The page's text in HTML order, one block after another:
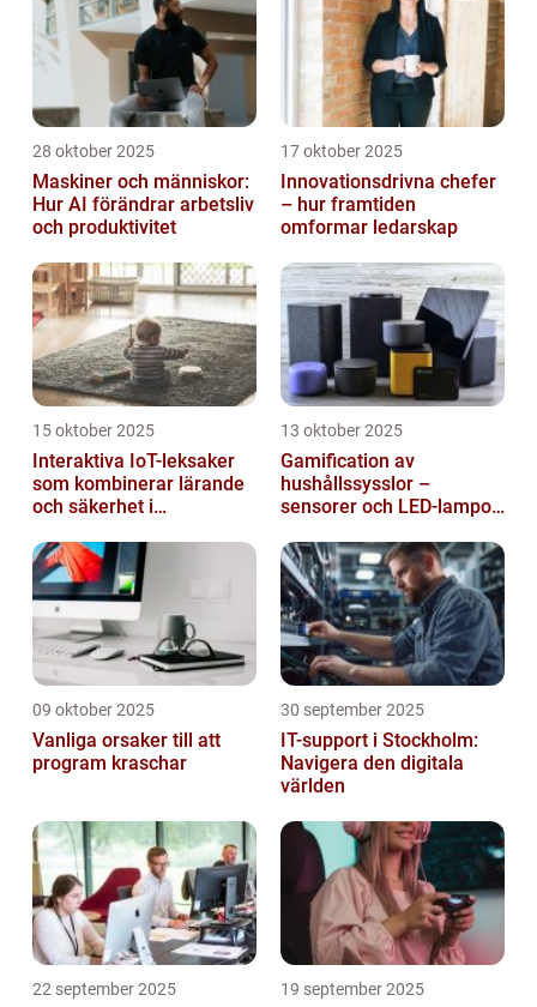
28 oktober 2025
Maskiner och människor:
Hur AI förändrar arbetsliv
och produktivitet
17 oktober 2025
Innovationsdrivna chefer
– hur framtiden
omformar ledarskap
15 oktober 2025
Interaktiva IoT-leksaker
som kombinerar lärande
och säkerhet i
13 oktober 2025
Gamification av
hushållssysslor –
sensorer och LED-lampor
09 oktober 2025
Vanliga orsaker till att
program kraschar
30 september 2025
IT-support i Stockholm:
Navigera den digitala
världen
22 september 2025 19 september 2025